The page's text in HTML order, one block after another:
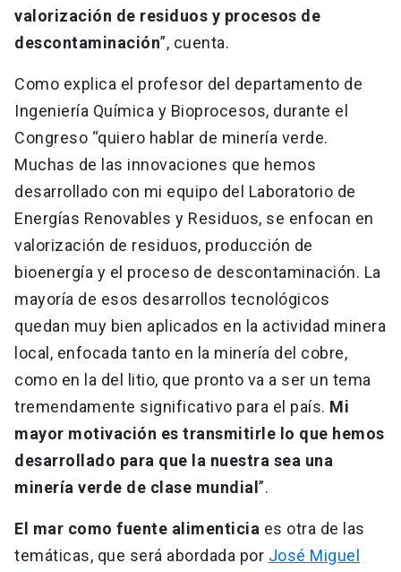
valorización de residuos y procesos de
descontaminación”, cuenta.
Como explica el profesor del departamento de
Ingeniería Química y Bioprocesos, durante el
Congreso “quiero hablar de minería verde.
Muchas de las innovaciones que hemos
desarrollado con mi equipo del Laboratorio de
Energías Renovables y Residuos, se enfocan en
valorización de residuos, producción de
bioenergía y el proceso de descontaminación. La
mayoría de esos desarrollos tecnológicos
quedan muy bien aplicados en la actividad minera
local, enfocada tanto en la minería del cobre,
como en la del litio, que pronto va a ser un tema
tremendamente significativo para el país. Mi
mayor motivación es transmitirle lo que hemos
desarrollado para que la nuestra sea una
minería verde de clase mundial ”.
El mar como fuente alimenticia es otra de las
temáticas, que será abordada por José Miguel